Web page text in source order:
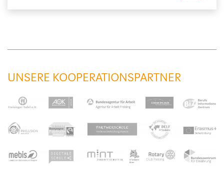
UNSERE KOOPERATIONSPARTNER